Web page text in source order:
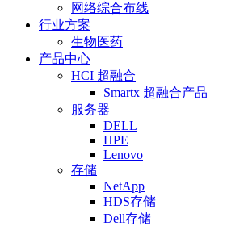
网络综合布线
行业方案
生物医药
产品中心
HCI 超融合
Smartx 超融合产品
服务器
DELL
HPE
Lenovo
存储
NetApp
HDS存储
Dell存储